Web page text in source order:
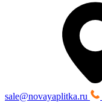
sale@novayaplitka.ru